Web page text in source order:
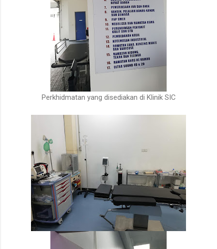
Perkhidmatan yang disediakan di Klinik SIC